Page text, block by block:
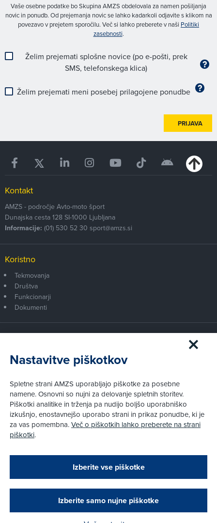
Zapri
Podarjamo vam 10 €!
Obstoječi in novi AMZS člani, ki boste v AMZS
opravili registracijo vozila, boste prejeli
vrednostno darilno kartico z dobroimetjem v višini
Vaše osebne podatke bo Skupina AMZS obdelovala za namen pošiljanja
novic in ponudb. Od prejemanja novic se lahko kadarkoli odjavite s klikom na
povezavo v prejetem sporočilu. Več si lahko preberete v naši Politiki
zasebnosti.
Želim prejemati splošne novice (po e-pošti, prek
SMS, telefonskega klica)
Želim prejemati meni posebej prilagojene ponudbe
PRIJAVA
Kontakt
AMZS - področje Avto-moto šport
Dunajska cesta 128 SI-1000 Ljubljana
Informacije: (01) 530 52 30 sport@amzs.si
Koristno
Tekmovanja
Društva
Funkcionarji
Dokumenti
Postanite član AMZS
Zakaj (p)ostati član?
Kako vam pomagamo
Pravni vidiki
Piškotki
Pravno obvestilo
Pri spletni včlanitvi so podprta naslednja plačilna sredstva:
Nastavitve piškotkov
Spletne strani AMZS uporabljajo piškotke za posebne
namene. Osnovni so nujni za delovanje spletnih storitev.
Piškotki analitike in trženja pa nudijo boljšo uporabniško
izkušnjo, enostavnejšo uporabo strani in prikaz ponudbe, ki je
za vas pomembna.Več o piškotkih lahko preberete na strani
piškotki.
Izberite vse piškotke
Izberite samo nujne piškotke